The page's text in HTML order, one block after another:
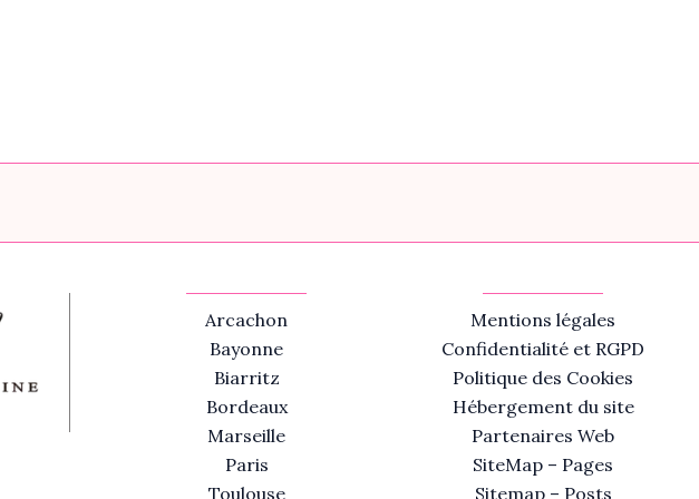
Arcachon
Bayonne
Biarritz
Bordeaux
Marseille
Paris
Toulouse
Mentions légales
Confidentialité et RGPD
Politique des Cookies
Hébergement du site
Partenaires Web
SiteMap – Pages
Sitemap – Posts